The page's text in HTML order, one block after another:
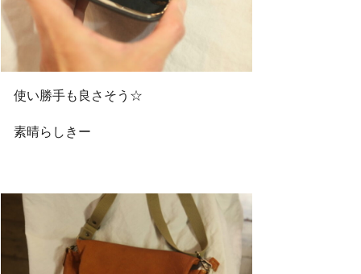
使い勝手も良さそう☆
素晴らしきー